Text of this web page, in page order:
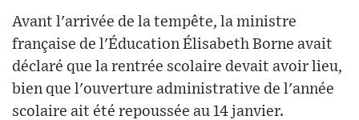
Avant l'arrivée de la tempête, la ministre
française de l'Éducation Élisabeth Borne avait
déclaré que la rentrée scolaire devait avoir lieu,
bien que l'ouverture administrative de l'année
scolaire ait été repoussée au 14 janvier.